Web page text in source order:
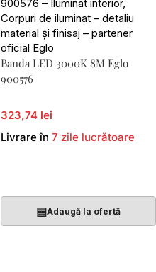
Banda LED 3000K 8M Eglo
900576
323,74 lei
Livrare în 7 zile lucrătoare
▤Adaugă la ofertă